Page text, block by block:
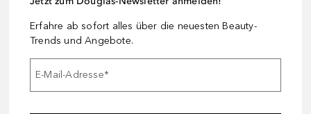
Erfahre ab sofort alles über die neuesten Beauty-
Trends und Angebote.
E-Mail-Adresse*